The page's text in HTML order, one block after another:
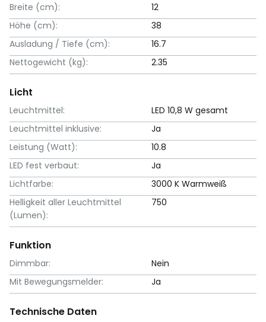
Breite (cm):
12
Höhe (cm):
38
Ausladung / Tiefe (cm):
16.7
Nettogewicht (kg):
2.35
Licht
Leuchtmittel:
LED 10,8 W gesamt
Leuchtmittel inklusive:
Ja
Leistung (Watt):
10.8
LED fest verbaut:
Ja
Lichtfarbe:
3000 K Warmweiß
Helligkeit aller Leuchtmittel
(Lumen):
750
Funktion
Dimmbar:
Nein
Mit Bewegungsmelder:
Ja
Technische Daten